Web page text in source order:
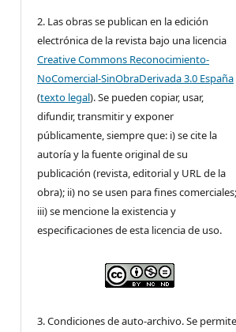
2. Las obras se publican en la edición
electrónica de la revista bajo una licencia
Creative Commons Reconocimiento-
NoComercial-SinObraDerivada 3.0 España
(texto legal). Se pueden copiar, usar,
difundir, transmitir y exponer
públicamente, siempre que: i) se cite la
autoría y la fuente original de su
publicación (revista, editorial y URL de la
obra); ii) no se usen para fines comerciales;
iii) se mencione la existencia y
especificaciones de esta licencia de uso.
3. Condiciones de auto-archivo. Se permite